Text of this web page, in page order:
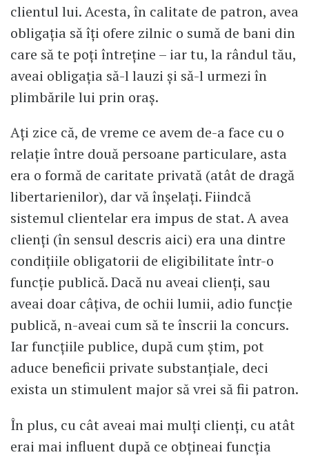
clientul lui. Acesta, în calitate de patron, avea
obligația să îți ofere zilnic o sumă de bani din
care să te poți întreține – iar tu, la rândul tău,
aveai obligația să-l lauzi și să-l urmezi în
plimbările lui prin oraș.
Ați zice că, de vreme ce avem de-a face cu o
relație între două persoane particulare, asta
era o formă de caritate privată (atât de dragă
libertarienilor), dar vă înșelați. Fiindcă
sistemul clientelar era impus de stat. A avea
clienți (în sensul descris aici) era una dintre
condițiile obligatorii de eligibilitate într-o
funcție publică. Dacă nu aveai clienți, sau
aveai doar câțiva, de ochii lumii, adio funcție
publică, n-aveai cum să te înscrii la concurs.
Iar funcțiile publice, după cum știm, pot
aduce beneficii private substanțiale, deci
exista un stimulent major să vrei să fii patron.
În plus, cu cât aveai mai mulți clienți, cu atât
erai mai influent după ce obțineai funcția